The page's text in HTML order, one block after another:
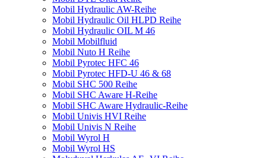
Mobil Hydraulic AW-Reihe
Mobil Hydraulic Oil HLPD Reihe
Mobil Hydraulic OIL M 46
Mobil Mobilfluid
Mobil Nuto H Reihe
Mobil Pyrotec HFC 46
Mobil Pyrotec HFD-U 46 & 68
Mobil SHC 500 Reihe
Mobil SHC Aware H-Reihe
Mobil SHC Aware Hydraulic-Reihe
Mobil Univis HVI Reihe
Mobil Univis N Reihe
Mobil Wyrol H
Mobil Wyrol HS